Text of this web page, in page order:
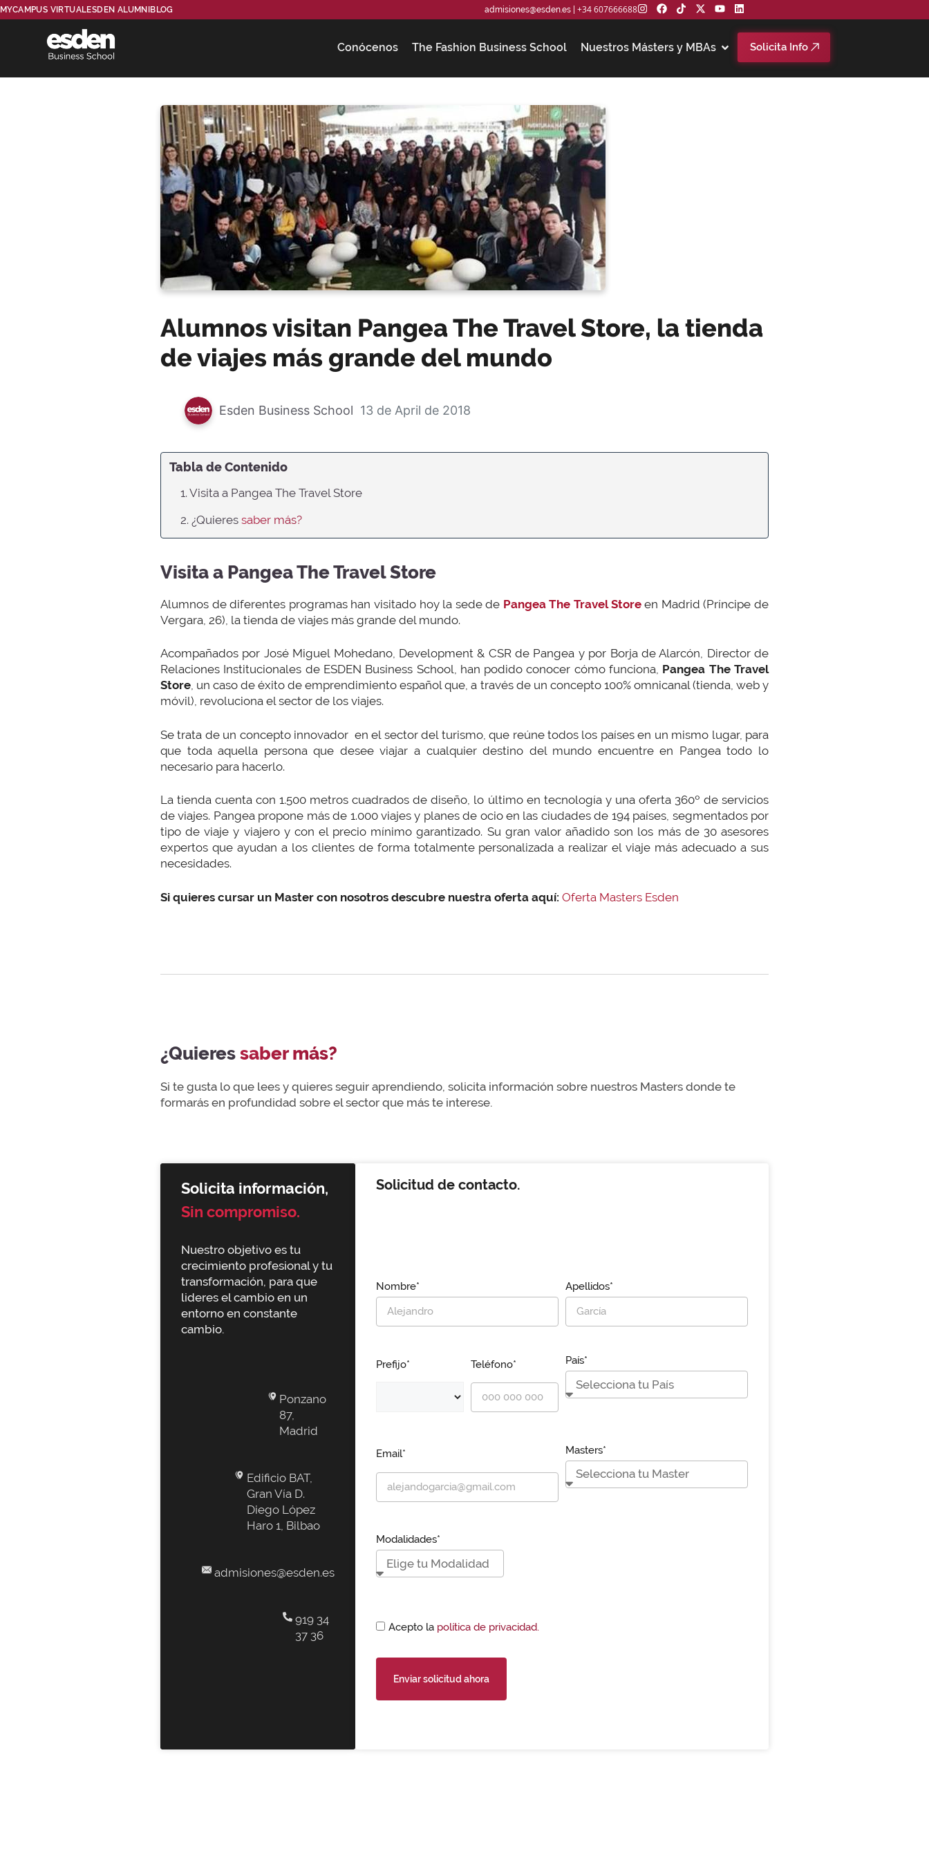
MYCAMPUS VIRTUALESDEN ALUMNI BLOG admisiones@esden.es| +34 607666688
Conócenos The Fashion Business School Nuestros Másters y MBAs Solicita Info
Alumnos visitan Pangea The Travel Store, la tienda
de viajes más grande del mundo
Esden Business School 13 de April de 2018
Tabla de Contenido
1. Visita a Pangea The Travel Store
2. ¿Quieres saber más?
Visita a Pangea The Travel Store
Alumnos de diferentes programas han visitado hoy la sede de Pangea The Travel Storeen Madrid (Príncipe de
Vergara, 26), la tienda de viajes más grande del mundo.
Acompañados por José Miguel Mohedano, Development & CSR de Pangea y por Borja de Alarcón, Director de
Relaciones Institucionales de ESDEN Business School, han podido conocer cómo funciona, Pangea The Travel
Store, un caso de éxito de emprendimiento español que, a través de un concepto 100% omnicanal (tienda, web y
móvil), revoluciona el sector de los viajes.
Se trata de un concepto innovador en el sector del turismo, que reúne todos los países en un mismo lugar, para
que toda aquella persona que desee viajar a cualquier destino del mundo encuentre en Pangea todo lo
necesario para hacerlo.
La tienda cuenta con 1.500 metros cuadrados de diseño, lo último en tecnología y una oferta 360º de servicios
de viajes. Pangea propone más de 1.000 viajes y planes de ocio en las ciudades de 194 países, segmentados por
tipo de viaje y viajero y con el precio mínimo garantizado. Su gran valor añadido son los más de 30 asesores
expertos que ayudan a los clientes de forma totalmente personalizada a realizar el viaje más adecuado a sus
necesidades.
Si quieres cursar un Master con nosotros descubre nuestra oferta aquí: Oferta Masters Esden
¿Quieressaber más?
Si te gusta lo que lees y quieres seguir aprendiendo, solicita información sobre nuestros Masters donde te
formarás en profundidad sobre el sector que más te interese.
Solicita información,
Sin compromiso.
Nuestro objetivo es tu
crecimiento profesional y tu
transformación, para que
lideres el cambio en un
entorno en constante
cambio.
Ponzano
87,
Madrid
Edificio BAT,
Gran Vía D.
Diego López
Haro 1, Bilbao
admisiones@esden.es
919 34
37 36
Solicitud de contacto.
Nombre* Apellidos*
Prefijo* Teléfono* País*
Email* Masters*
Modalidades*
Acepto la política de privacidad.
Enviar solicitud ahora